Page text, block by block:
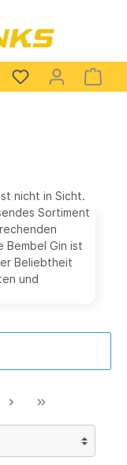
nicht in Sicht.
Sortiment
Bembel Gin ist
Beliebtheit
und